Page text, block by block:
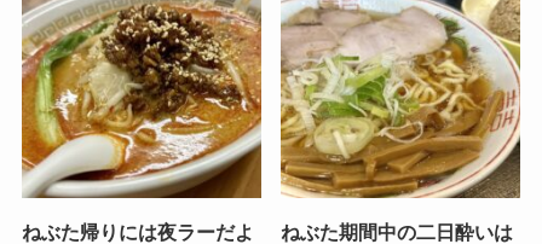
ねぶた帰りには夜ラーだよ
ねぶた期間中の二日酔いは